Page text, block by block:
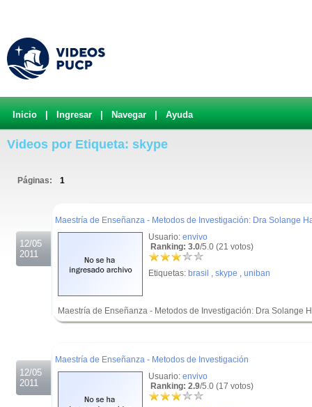
Inicio Ingresar Navegar Ayuda
Videos por Etiqueta: skype
Páginas: 1
12/05
2011
Maestría de Enseñanza - Metodos de Investigación: Dra Solange
Usuario: envivo
Ranking: 3.0/5.0 (21 votos)
Etiquetas: brasil , skype , uniban
Maestría de Enseñanza - Metodos de Investigación: Dra Solange
12/05
2011
Maestría de Enseñanza - Metodos de Investigación
Usuario: envivo
Ranking: 2.9/5.0 (17 votos)